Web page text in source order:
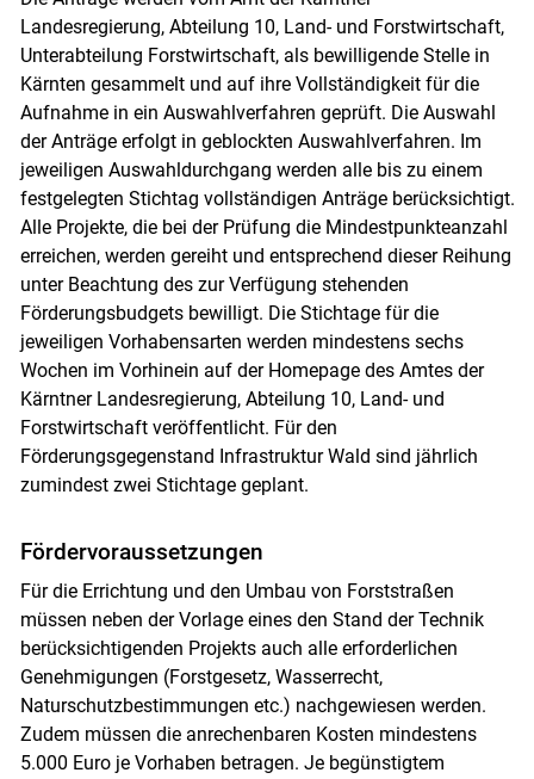
Landesregierung, Abteilung 10, Land- und Forstwirtschaft,
Unterabteilung Forstwirtschaft, als bewilligende Stelle in
Kärnten gesammelt und auf ihre Vollständigkeit für die
Aufnahme in ein Auswahlverfahren geprüft. Die Auswahl
der Anträge erfolgt in geblockten Auswahlverfahren. Im
jeweiligen Auswahldurchgang werden alle bis zu einem
festgelegten Stichtag vollständigen Anträge berücksichtigt.
Alle Projekte, die bei der Prüfung die Mindestpunkteanzahl
erreichen, werden gereiht und entsprechend dieser Reihung
unter Beachtung des zur Verfügung stehenden
Förderungsbudgets bewilligt. Die Stichtage für die
jeweiligen Vorhabensarten werden mindestens sechs
Wochen im Vorhinein auf der Homepage des Amtes der
Kärntner Landesregierung, Abteilung 10, Land- und
Forstwirtschaft veröffentlicht. Für den
Förderungsgegenstand Infrastruktur Wald sind jährlich
zumindest zwei Stichtage geplant.
Fördervoraussetzungen
Für die Errichtung und den Umbau von Forststraßen
müssen neben der Vorlage eines den Stand der Technik
berücksichtigenden Projekts auch alle erforderlichen
Genehmigungen (Forstgesetz, Wasserrecht,
Naturschutzbestimmungen etc.) nachgewiesen werden.
Zudem müssen die anrechenbaren Kosten mindestens
5.000 Euro je Vorhaben betragen. Je begünstigtem